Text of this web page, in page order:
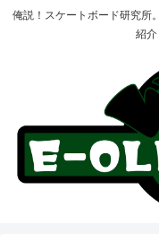
俺説！スケートボード研究所
紹介